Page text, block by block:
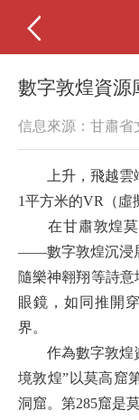
數字敦煌資源
信息來源：甘肅省
上升，飛越雲
1平方米的VR（虛
在甘肅敦煌
——數字敦煌沉浸
隨樂神翱翔等詩意
眼鏡，如同推開
界。
作為數字敦煌
境敦煌”以莫高窟
洞窟。第285窟是